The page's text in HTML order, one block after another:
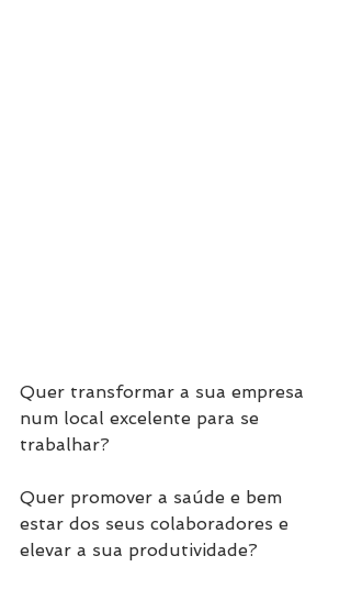
Quer transformar a sua empresa
num local excelente para se
trabalhar?
Quer promover a saúde e bem
estar dos seus colaboradores e
elevar a sua produtividade?